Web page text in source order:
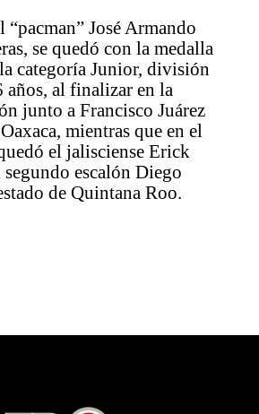
“pacman” José Armando
se quedó con la medalla
categoría Junior, división
años, al finalizar en la
junto a Francisco Juárez
mientras que en el
el jalisciense Erick
escalón Diego
de Quintana Roo.